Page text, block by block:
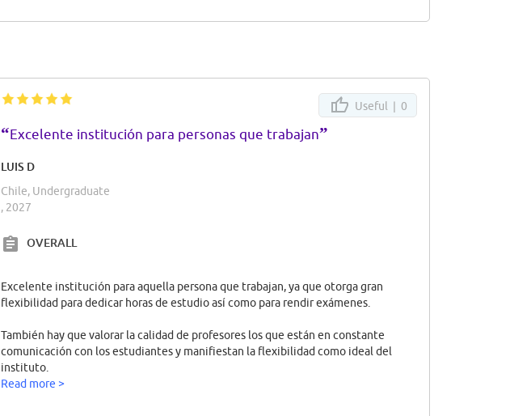
Useful | 0
“Excelente institución para personas que trabajan”
LUIS D
Chile, Undergraduate
, 2027
OVERALL
Excelente institución para aquella persona que trabajan, ya que otorga gran
flexibilidad para dedicar horas de estudio así como para rendir exámenes.
También hay que valorar la calidad de profesores los que están en constante
comunicación con los estudiantes y manifiestan la flexibilidad como ideal del
instituto.
Read more >